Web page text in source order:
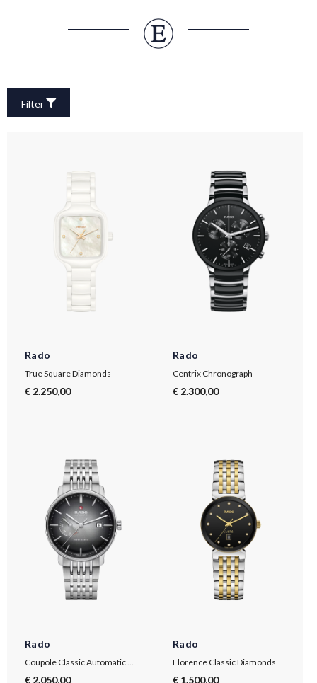
Filter
Rado
True Square Diamonds
€ 2.250,00
Rado
Centrix Chronograph
€ 2.300,00
Rado
€ 2.050,00
Rado
Florence Classic Diamonds
€ 1.500,00